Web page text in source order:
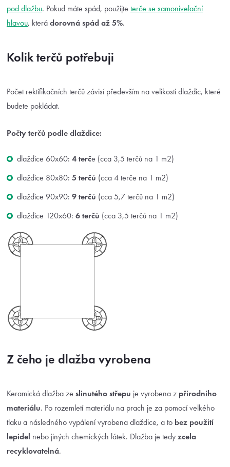
pod dlažbu. Pokud máte spád, použijte terče se samonivelační
hlavou, která dorovná spád až 5%.
Kolik terčů potřebuji
Počet rektifikačních terčů závisí především na velikosti dlaždic, které
budete pokládat.
Počty terčů podle dlaždice:
dlaždice 60x60: 4 terče (cca 3,5 terčů na 1 m2)
dlaždice 80x80: 5 terčů (cca 4 terče na 1 m2)
dlaždice 90x90: 9 terčů (cca 5,7 terčů na 1 m2)
dlaždice 120x60: 6 terčů (cca 3,5 terčů na 1 m2)
Z čeho je dlažba vyrobena
Keramická dlažba ze slinutého střepu je vyrobena z přírodního
materiálu. Po rozemletí materiálu na prach je za pomocí velkého
tlaku a následného vypálení vyrobena dlaždice, a to bez použití
lepidel nebo jiných chemických látek. Dlažba je tedy zcela
recyklovatelná.